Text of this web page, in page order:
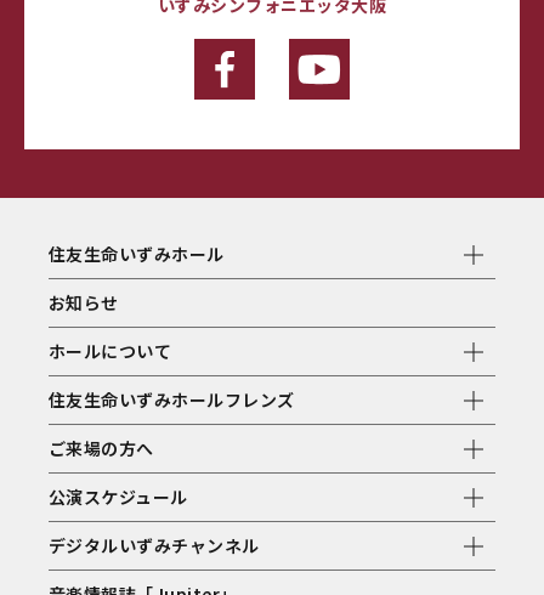
住友生命いずみホール
お知らせ
ホールについて
住友生命いずみホールフレンズ
ご来場の方へ
公演スケジュール
デジタルいずみチャンネル